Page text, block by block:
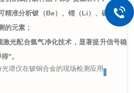
精准分析铍（Be）、锂（Li）、硼（B）
的元素；
激光配合氩气净化技术，显著提升信号稳
"。